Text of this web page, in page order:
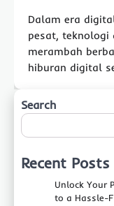
Dalam era
pesat, teknologi
merambah
hiburan digital
Search
Recent Posts
Unlock Your
to a Hassle-